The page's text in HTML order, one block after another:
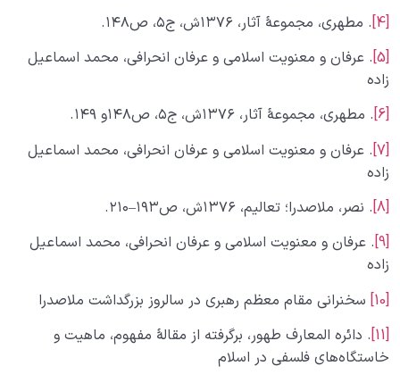
[4]
. مطهری، مجموعۀ آثار، ۱۳۷۶ش، ج۵، ص۱۴۸.
[5]
. عرفان و معنویت اسلامی و عرفان انحرافی، محمد اسماعیل
زاده
[6]
. مطهری، مجموعۀ آثار، ۱۳۷۶ش، ج۵، ص۱۴۸و ۱۴۹.
[7]
. عرفان و معنویت اسلامی و عرفان انحرافی، محمد اسماعیل
زاده
[8]
. نصر، ملاصدرا؛ تعالیم، ۱۳۷۶ش، ص۱۹۳–۲۱۰.
[9] . عرفان و معنویت اسلامی و عرفان انحرافی، محمد اسماعیل
زاده
[10]
سخنرانی مقام معظم رهبری در سالروز بزرگداشت ملاصدرا
[11]
. دائره المعارف طهور، برگرفته از مقالۀ مفهوم، ماهیت و
خاستگاه‌­های فلسفی در اسلام